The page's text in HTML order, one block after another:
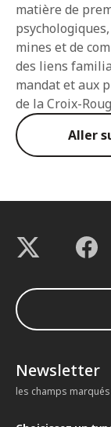
matière de
mines et de
des liens
mandat et aux
de la Croix-
Aller
Newsletter
les champs